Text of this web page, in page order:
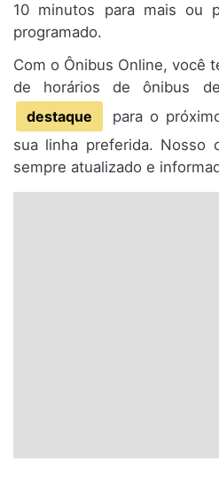
10 minutos para mais ou
programado.
Com o Ônibus Online, você
de horários de ônibus
destaque
para o
sua linha preferida. Nosso
sempre atualizado e